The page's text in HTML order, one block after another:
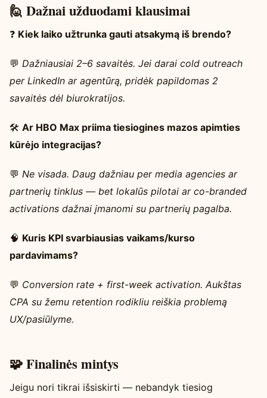
🙋 Dažnai užduodami klausimai
❓ Kiek laiko užtrunka gauti atsakymą iš brendo?
💬 Dažniausiai 2–6 savaitės. Jei darai cold outreach
per LinkedIn ar agentūrą, pridėk papildomas 2
savaitės dėl biurokratijos.
🛠️ Ar HBO Max priima tiesiogines mazos apimties
kūrėjo integracijas?
💬 Ne visada. Daug dažniau per media agencies ar
partnerių tinklus — bet lokalūs pilotai ar co-branded
activations dažnai įmanomi su partnerių pagalba.
🧠 Kuris KPI svarbiausias vaikams/kurso
pardavimams?
💬 Conversion rate + first-week activation. Aukštas
CPA su žemu retention rodikliu reiškia problemą
UX/pasiūlyme.
🧩 Finalinės mintys
Jeigu nori tikrai išsiskirti — nebandyk tiesiog